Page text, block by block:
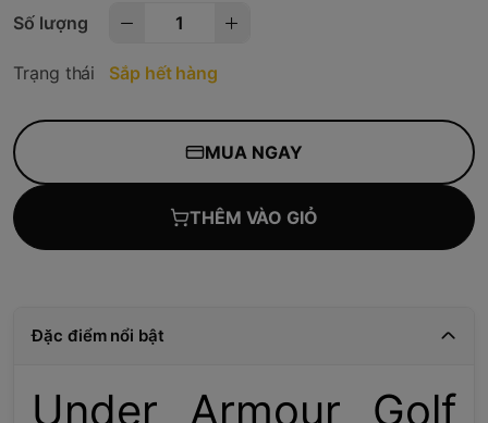
Số lượng
Trạng thái Sắp hết hàng
MUA NGAY
THÊM VÀO GIỎ
Đặc điểm nổi bật
Under Armour Golf